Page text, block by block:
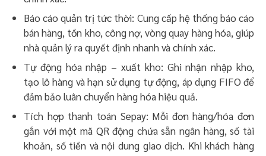
Báo cáo quản trị tức thời: Cung cấp hệ thống báo cáo
bán hàng, tồn kho, công nợ, vòng quay hàng hóa, giúp
nhà quản lý ra quyết định nhanh và chính xác.
Tự động hóa nhập – xuất kho: Ghi nhận nhập kho,
tạo lô hàng và hạn sử dụng tự động, áp dụng FIFO để
đảm bảo luân chuyển hàng hóa hiệu quả.
Tích hợp thanh toán Sepay: Mỗi đơn hàng/hóa đơn
gắn với một mã QR động chứa sẵn ngân hàng, số tài
khoản, số tiền và nội dung giao dịch. Khi khách hàng